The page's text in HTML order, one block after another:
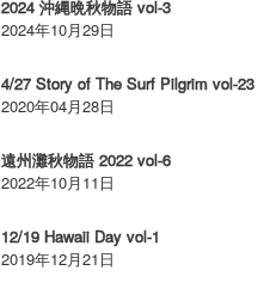
2024 沖縄晩秋物語 vol-3
2024年10月29日
4/27 Story of The Surf Pilgrim vol-23
2020年04月28日
遠州灘秋物語 2022 vol-6
2022年10月11日
12/19 Hawaii Day vol-1
2019年12月21日